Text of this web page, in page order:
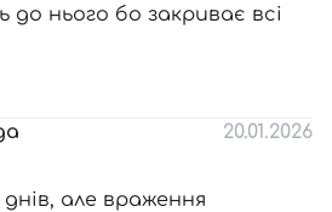
нього бо закриває всі
20.01.2026
але враження